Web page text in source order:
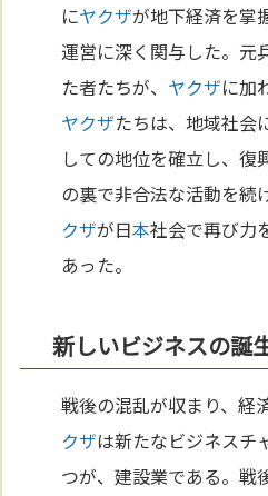
にヤクザが地下経済を掌
運営に深く関与した。元
た者たちが、 ヤクザに加
ヤクザたちは、地域社会
しての地位を確立し、復
の裏で非合法な活動を続
クザが日本社会で再び力
あった。
新しいビジネスの誕
戦後の混乱が収まり、経
クザは新たなビジネスチ
つが、建設業である。戦